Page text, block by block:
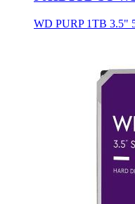
WD PURP 1TB 3.5"